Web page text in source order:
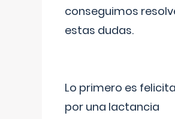
conseguimos
estas dudas.
Lo primero es
por una lactancia